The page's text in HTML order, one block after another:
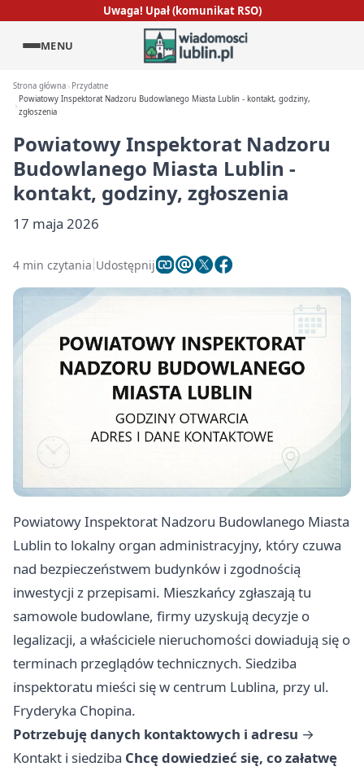
Uwaga! Upał (komunikat RSO)
MENU
Strona główna
Przydatne
Powiatowy Inspektorat Nadzoru Budowlanego Miasta Lublin - kontakt, godziny,
zgłoszenia
Powiatowy Inspektorat Nadzoru
Budowlanego Miasta Lublin -
kontakt, godziny, zgłoszenia
17 maja 2026
4 min czytania Udostępnij
Powiatowy Inspektorat Nadzoru Budowlanego Miasta
Lublin to lokalny organ administracyjny, który czuwa
nad bezpieczeństwem budynków i zgodnością
inwestycji z przepisami. Mieszkańcy zgłaszają tu
samowole budowlane, firmy uzyskują decyzje o
legalizacji, a właściciele nieruchomości dowiadują się o
terminach przeglądów technicznych. Siedziba
inspektoratu mieści się w centrum Lublina, przy ul.
Fryderyka Chopina.
Potrzebuję danych kontaktowych i adresu →
Kontakt i siedziba Chcę dowiedzieć się, co załatwę